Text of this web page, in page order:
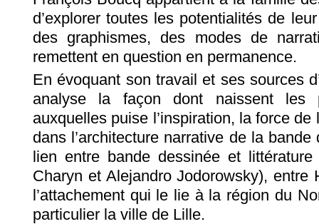
d’explorer toutes les potentialités de
des graphismes, des modes de
remettent en question en permanence.
En évoquant son travail et ses sources
analyse la façon dont naissent les
auxquelles puise l’inspiration, la force de
dans l’architecture narrative de la
lien entre bande dessinée et
Charyn et Alejandro Jodorowsky), entre
l’attachement qui le lie à la région du
particulier la ville de Lille.